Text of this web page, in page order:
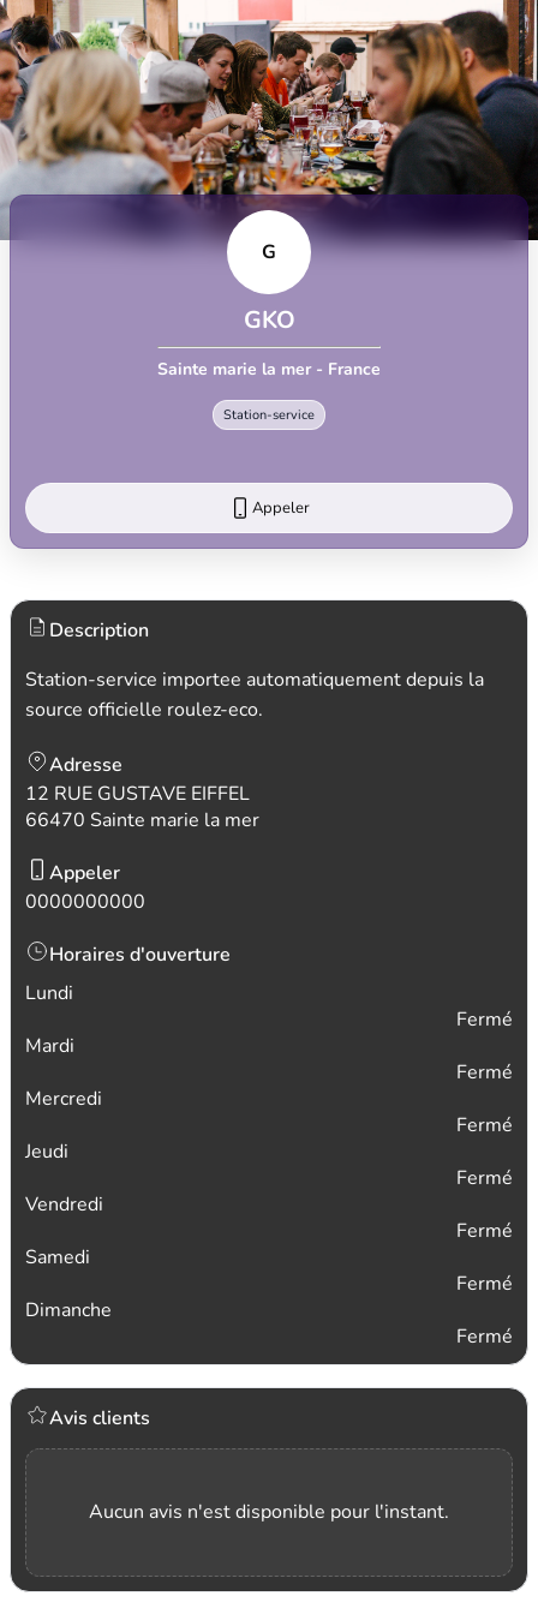
G
GKO
Sainte marie la mer - France
Station-service
Appeler
Description
Station-service importee automatiquement depuis la
source officielle roulez-eco.
Adresse
12 RUE GUSTAVE EIFFEL
66470 Sainte marie la mer
Appeler
0000000000
Horaires d'ouverture
Lundi
Fermé
Mardi
Fermé
Mercredi
Fermé
Jeudi
Fermé
Vendredi
Fermé
Samedi
Fermé
Dimanche
Fermé
Avis clients
Aucun avis n'est disponible pour l'instant.